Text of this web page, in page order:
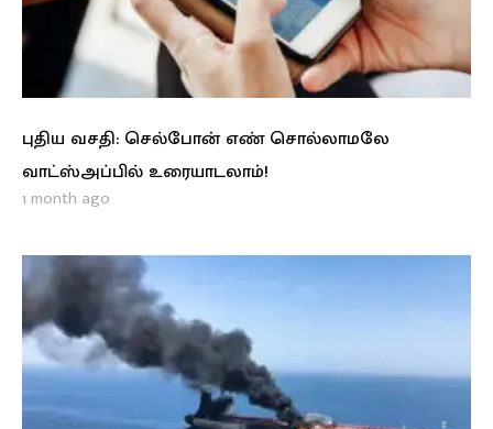
புதிய வசதி: செல்போன் எண் சொல்லாமலே
வாட்ஸ்அப்பில் உரையாடலாம்!
1 month ago